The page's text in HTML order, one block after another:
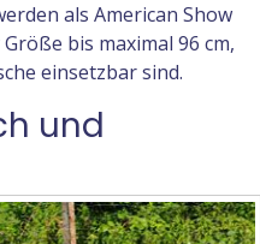
als American Show
bis maximal 96 cm,
einsetzbar sind.
und